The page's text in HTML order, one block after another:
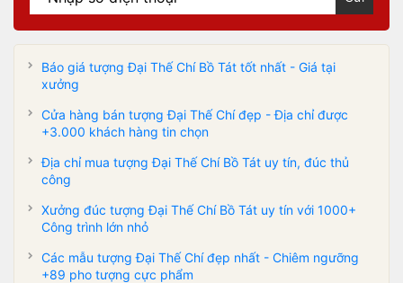
Báo giá tượng Đại Thế Chí Bồ Tát tốt nhất - Giá tại
xưởng
Cửa hàng bán tượng Đại Thế Chí đẹp - Địa chỉ được
+3.000 khách hàng tin chọn
Địa chỉ mua tượng Đại Thế Chí Bồ Tát uy tín, đúc thủ
công
Xưởng đúc tượng Đại Thế Chí Bồ Tát uy tín với 1000+
Công trình lớn nhỏ
Các mẫu tượng Đại Thế Chí đẹp nhất - Chiêm ngưỡng
+89 pho tượng cực phẩm